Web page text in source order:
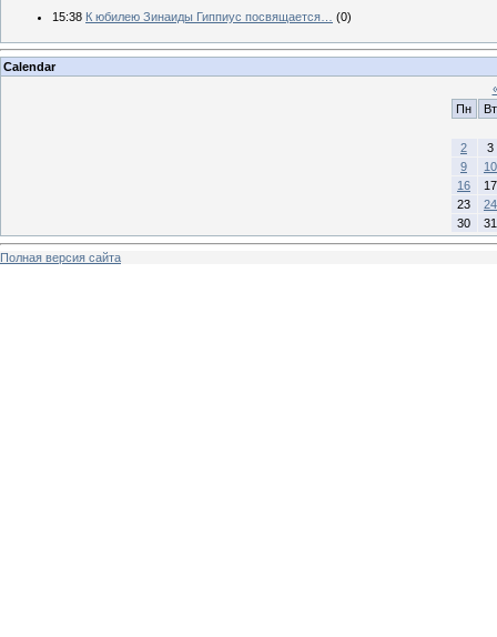
15:38 К юбилею Зинаиды Гиппиус посвящается… (0)
Calendar
Пн
Вт
2
3
9
10
16
17
23
24
30
31
Полная версия сайта